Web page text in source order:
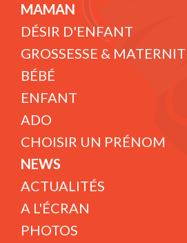
MAMAN
DÉSIR D'ENFANT
GROSSESSE &
BÉBÉ
ENFANT
ADO
CHOISIR UN PRÉNOM
NEWS
ACTUALITÉS
A L'ÉCRAN
PHOTOS